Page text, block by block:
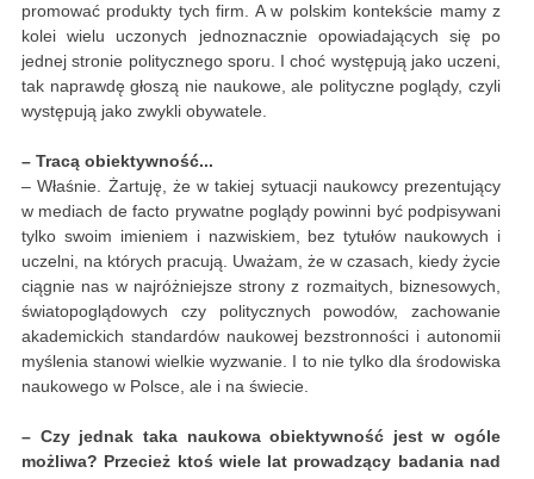
promować produkty tych firm. A w polskim kontekście mamy z
kolei wielu uczonych jednoznacznie opowiadających się po
jednej stronie politycznego sporu. I choć występują jako uczeni,
tak naprawdę głoszą nie naukowe, ale polityczne poglądy, czyli
występują jako zwykli obywatele.
– Tracą obiektywność...
– Właśnie. Żartuję, że w takiej sytuacji naukowcy prezentujący
w mediach de facto prywatne poglądy powinni być podpisywani
tylko swoim imieniem i nazwiskiem, bez tytułów naukowych i
uczelni, na których pracują. Uważam, że w czasach, kiedy życie
ciągnie nas w najróżniejsze strony z rozmaitych, biznesowych,
światopoglądowych czy politycznych powodów, zachowanie
akademickich standardów naukowej bezstronności i autonomii
myślenia stanowi wielkie wyzwanie. I to nie tylko dla środowiska
naukowego w Polsce, ale i na świecie.
– Czy jednak taka naukowa obiektywność jest w ogóle
możliwa? Przecież ktoś wiele lat prowadzący badania nad